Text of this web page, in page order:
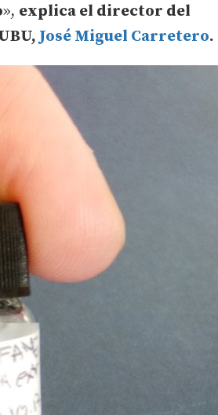
», explica el director del
José Miguel Carretero.